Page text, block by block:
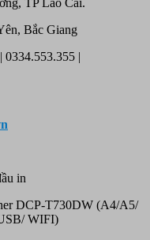
Bắc Giang
0334.553.355 |
in
DCP-T730DW (A4/A5/
WIFI)